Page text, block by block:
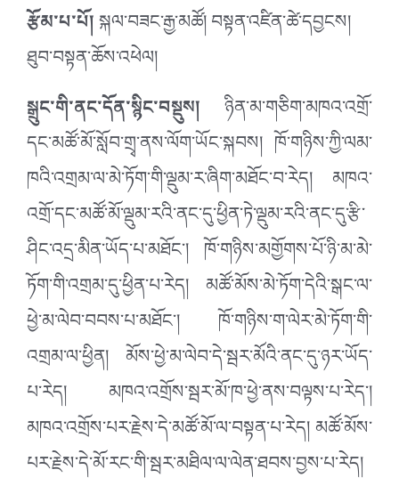
རྩོམ་པ་པོ།སྐལ་བཟང་རྒྱ་མཚོ། བསྟན་འཛིན་ཚེ་དབྱངས།
ཐུབ་བསྟན་ཆོས་འཕེལ།
སྒྲུང་གི་ནང་དོན་སྙིང་བསྡུས། ཉིན་མ་གཅིག་མཁའ་འགྲོ་
དང་མཚོ་མོ་སློབ་གྲྭ་ནས་ལོག་ཡོང་སྐབས། ཁོ་གཉིས་ཀྱི་ལམ་
ཁའི་འགྲམ་ལ་མེ་ཏོག་གི་ལྡུམ་ར་ཞིག་མཐོང་བ་རེད། མཁའ་
འགྲོ་དང་མཚོ་མོ་ལྡུམ་རའི་ནང་དུ་ཕྱིན་ཏེ་ལྡུམ་རའི་ནང་དུ་རྩི་
ཤིང་འདྲ་མིན་ཡོད་པ་མཐོང་། ཁོ་གཉིས་མགྱོགས་པོ་ཉི་མ་མེ་
ཏོག་གི་འགྲམ་དུ་ཕྱིན་པ་རེད། མཚོ་མོས་མེ་ཏོག་དེའི་སྒང་ལ་
ཕྱེ་མ་ལེབ་བབས་པ་མཐོང་། ཁོ་གཉིས་ག་ལེར་མེ་ཏོག་གི་
འགྲམ་ལ་ཕྱིན། མོས་ཕྱེ་མ་ལེབ་དེ་སྦར་མོའི་ནང་དུ་ཉར་ཡོད་
པ་རེད། མཁའ་འགྲོས་སྦར་མོ་ཁ་ཕྱེ་ནས་བལྟས་པ་རེད་།
མཁའ་འགྲོས་པར་རྗེས་དེ་མཚོ་མོ་ལ་བསྟན་པ་རེད། མཚོ་མོས་
པར་རྗེས་དེ་མོ་རང་གི་སྦར་མཐིལ་ལ་ལེན་ཐབས་བྱས་པ་རེད།